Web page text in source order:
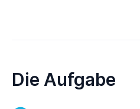
Die Aufgabe